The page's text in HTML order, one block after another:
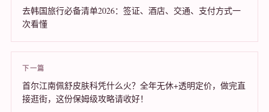
去韩国旅行必备清单2026：签证、酒店、交通、支付方式一
次看懂
下一篇
首尔江南佩舒皮肤科凭什么火？全年无休+透明定价，做完直
接逛街，这份保姆级攻略请收好！